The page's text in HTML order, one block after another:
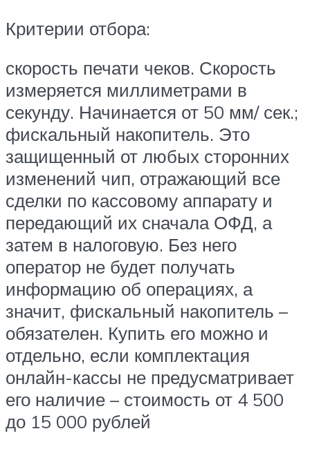
Критерии отбора:
скорость печати чеков. Скорость
измеряется миллиметрами в
секунду. Начинается от 50 мм/ сек.;
фискальный накопитель. Это
защищенный от любых сторонних
изменений чип, отражающий все
сделки по кассовому аппарату и
передающий их сначала ОФД, а
затем в налоговую. Без него
оператор не будет получать
информацию об операциях, а
значит, фискальный накопитель –
обязателен. Купить его можно и
отдельно, если комплектация
онлайн-кассы не предусматривает
его наличие – стоимость от 4 500
до 15 000 рублей